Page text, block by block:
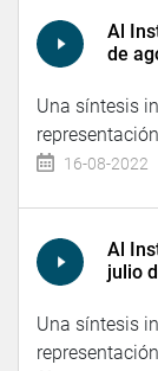
Al
de
Una síntesis
16-08-2022
Al
julio
Una síntesis